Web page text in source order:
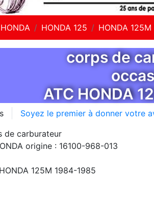
HONDA HONDA 125 HONDA
corps de
ATC HONDA
Soyez le premier à donner votre
de carburateur
origine : 16100-968-013
125M 1984-1985